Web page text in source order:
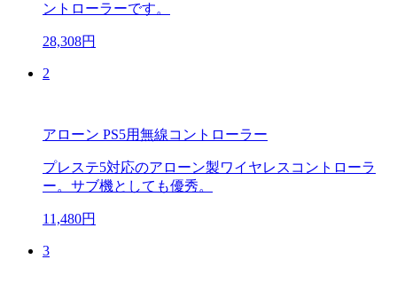
ントローラーです。
28,308円
2
アローン PS5用無線コントローラー
プレステ5対応のアローン製ワイヤレスコントローラ
ー。サブ機としても優秀。
11,480円
3